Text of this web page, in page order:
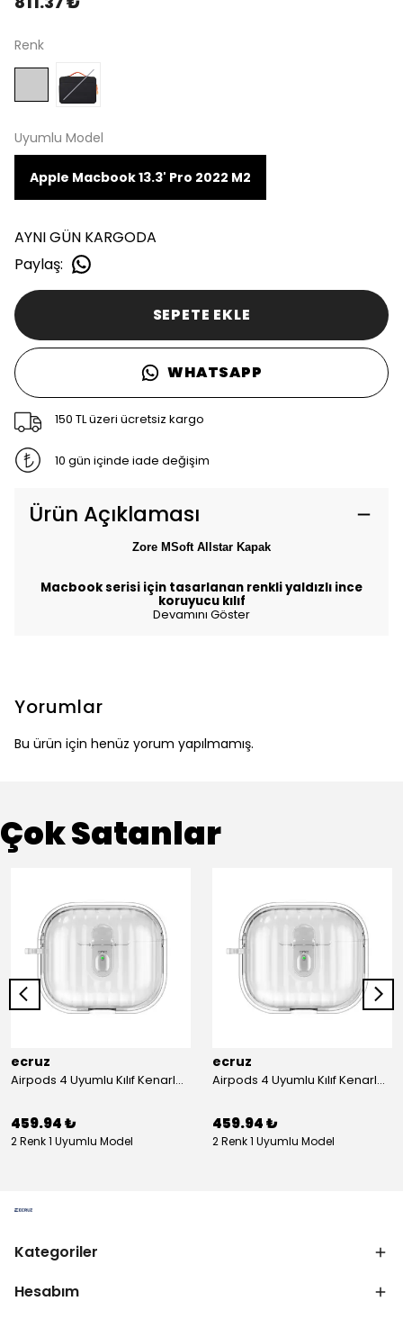
Renk
Uyumlu Model
Apple Macbook 13.3' Pro 2022 M2
AYNI GÜN KARGODA
Paylaş:
SEPETE EKLE
WHATSAPP
150 TL üzeri ücretsiz kargo
10 gün içinde iade değişim
Ürün Açıklaması
Zore MSoft Allstar Kapak
Macbook serisi için tasarlanan renkli yaldızlı ince
koruyucu kılıf
Devamını Göster
Yorumlar
Bu ürün için henüz yorum yapılmamış.
Çok Satanlar
ecruz
Airpods 4 Uyumlu Kılıf Kenarları Renkli Şeffaf Dilimli Silikon Ecruz Airbag 40 Uyumlu Kılıf
459.94 ₺
2 Renk 1 Uyumlu Model
ecruz
Airpods 4 Uyumlu Kılıf Kenarları Renkli Şeffaf Dilimli Silikon Ecruz Airbag 40 Uyumlu Kılıf
459.94 ₺
2 Renk 1 Uyumlu Model
Kategoriler
Hesabım